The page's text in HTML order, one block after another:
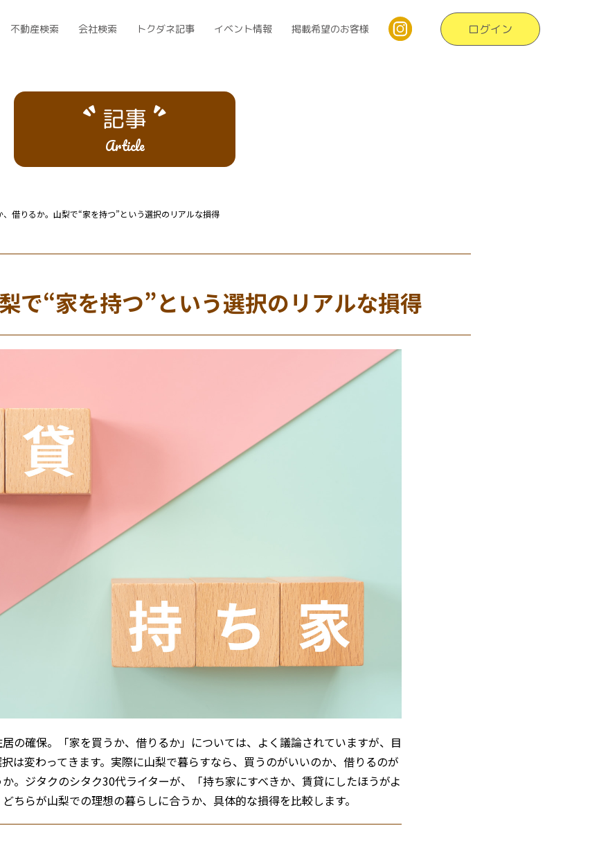
不動産検索 会社検索 トクダネ記事 イベント情報 掲載希望のお客様 ログイン
記事
Article
、借りるか。山梨で“家を持つ”という選択のリアルな損得
で“家を持つ”という選択のリアルな損得
の確保。「家を買うか、借りるか」については、よく議論されていますが、目
は変わってきます。実際に山梨で暮らすなら、買うのがいいのか、借りるのが
。 ジタクのシタク30代ライターが、「持ち家にすべきか、賃貸にしたほうがよ
ちらが山梨での理想の暮らしに合うか、具体的な損得を比較します。